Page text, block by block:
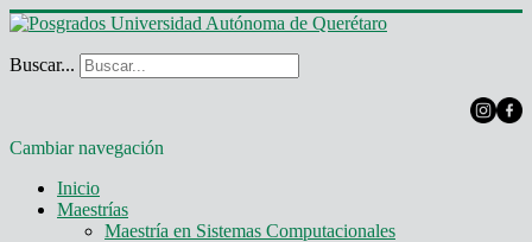
Buscar...
Cambiar navegación
Inicio
Maestrías
Maestría en Sistemas Computacionales